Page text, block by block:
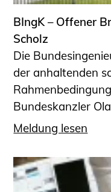
BIngK – Offener
Scholz
Die
der anhaltenden
Bundeskanzler
Meldung lesen